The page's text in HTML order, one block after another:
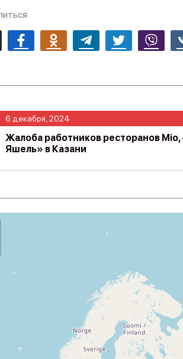
FacebookOdnoklassnikiTelegram Twitter Viber
6 декабря, 2024
Жалоба работников ресторанов Mio,
Яшель» в Казани